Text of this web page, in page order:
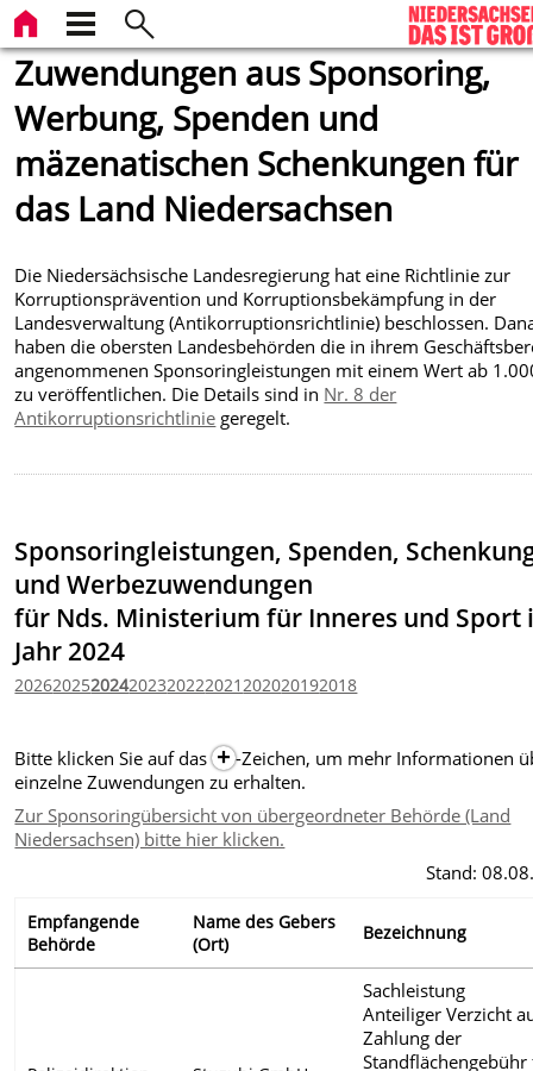
Zuwendungen aus Sponsoring,
Werbung, Spenden und
mäzenatischen Schenkungen für
das Land Niedersachsen
Die Niedersächsische Landesregierung hat eine Richtlinie zur
Korruptionsprävention und Korruptionsbekämpfung in der
Landesverwaltung (Antikorruptionsrichtlinie) beschlossen.
haben die obersten Landesbehörden die in ihrem
angenommenen Sponsoringleistungen mit einem Wert ab
zu veröffentlichen. Die Details sind in Nr. 8 der
Antikorruptionsrichtlinie geregelt.
Sponsoringleistungen, Spenden,
und Werbezuwendungen
für Nds. Ministerium für Inneres und Sport
Jahr 2024
202620252024202320222021 202020192018
Bitte klicken Sie auf das -Zeichen, um mehr Informationen
einzelne Zuwendungen zu erhalten.
Zur Sponsoringübersicht von übergeordneter Behörde (Land
Niedersachsen) bitte hier klicken.
Stand:
Empfangende
Behörde
Name des Gebers
(Ort)
Bezeichnung
Sachleistung
Anteiliger Verzicht
Zahlung der